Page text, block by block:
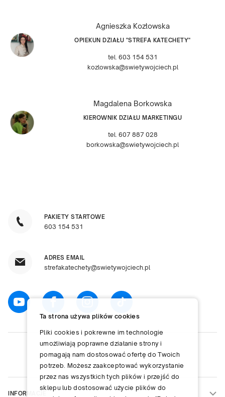
Agnieszka Kozłowska
OPIEKUN DZIAŁU "STREFA KATECHETY"
tel. 603 154 531
kozlowska@swietywojciech.pl
Magdalena Borkowska
KIEROWNIK DZIAŁU MARKETINGU
tel. 607 887 028
borkowska@swietywojciech.pl
PAKIETY STARTOWE
603 154 531
ADRES EMAIL
strefakatechety@swietywojciech.pl
INFORMACJE
Ta strona używa plików cookies
Pliki cookies i pokrewne im technologie
umożliwiają poprawne działanie strony i
pomagają nam dostosować ofertę do Twoich
potrzeb. Możesz zaakceptować wykorzystanie
przez nas wszystkich tych plików i przejść do
sklepu lub dostosować użycie plików do